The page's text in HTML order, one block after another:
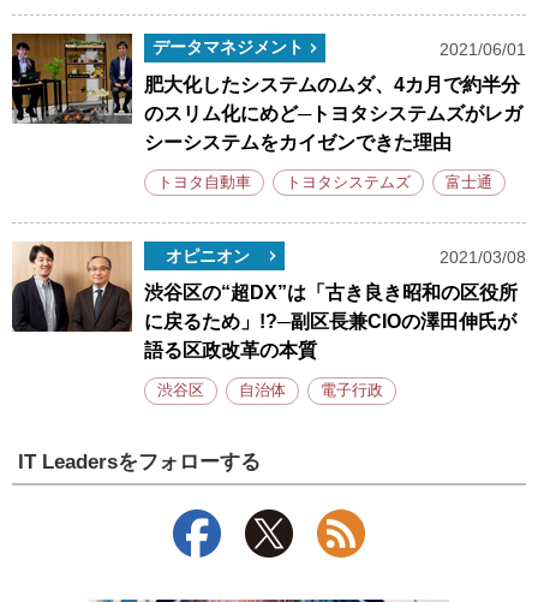
データマネジメント 2021/06/01
肥大化したシステムのムダ、4カ月で約半分
のスリム化にめど─トヨタシステムズがレガ
シーシステムをカイゼンできた理由
トヨタ自動車 トヨタシステムズ 富士通
オピニオン 2021/03/08
渋谷区の“超DX”は「古き良き昭和の区役所
に戻るため」!?─副区長兼CIOの澤田伸氏が
語る区政改革の本質
渋谷区 自治体 電子行政
IT Leadersをフォローする